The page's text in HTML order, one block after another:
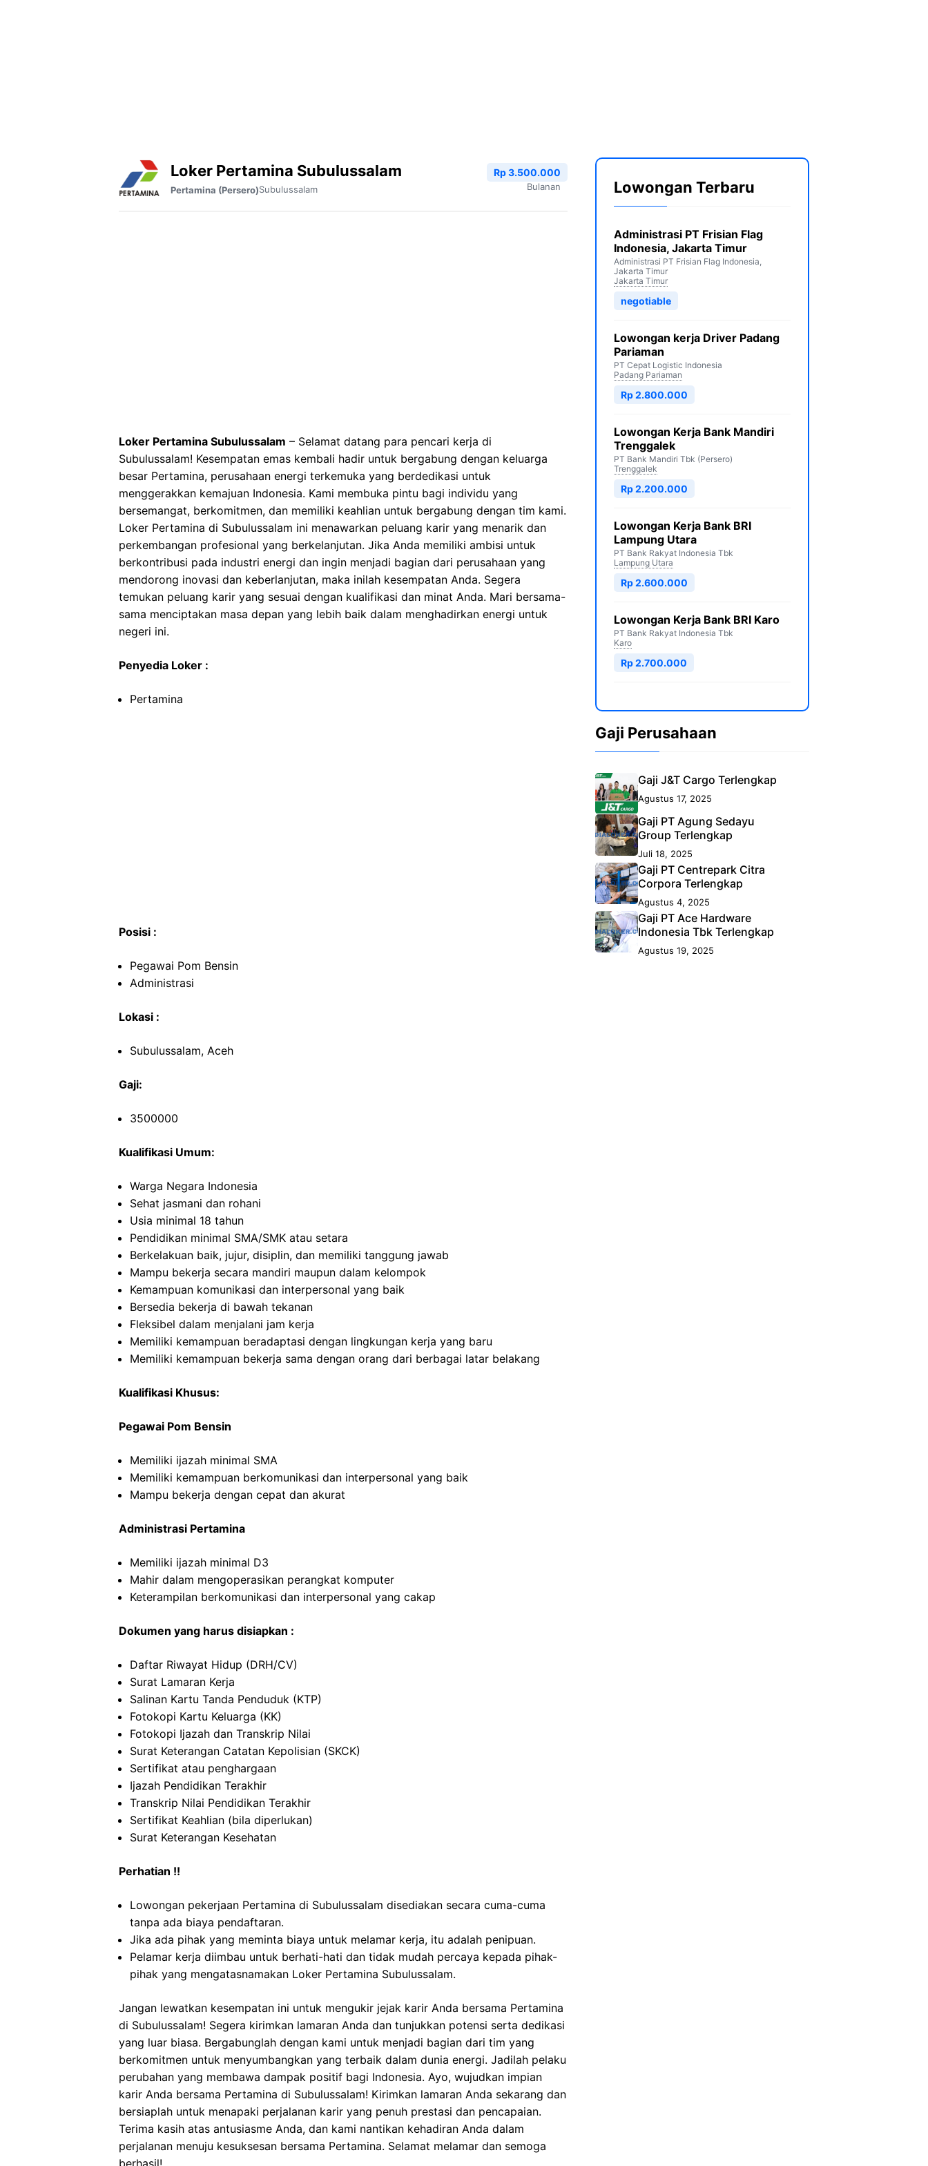
Loker Pertamina Subulussalam
Pertamina (Persero)Subulussalam
Rp 3.500.000
Bulanan
Loker Pertamina Subulussalam – Selamat datang para pencari kerja di
Subulussalam! Kesempatan emas kembali hadir untuk bergabung dengan keluarga
besar Pertamina, perusahaan energi terkemuka yang berdedikasi untuk
menggerakkan kemajuan Indonesia. Kami membuka pintu bagi individu yang
bersemangat, berkomitmen, dan memiliki keahlian untuk bergabung dengan tim kami.
Loker Pertamina di Subulussalam ini menawarkan peluang karir yang menarik dan
perkembangan profesional yang berkelanjutan. Jika Anda memiliki ambisi untuk
berkontribusi pada industri energi dan ingin menjadi bagian dari perusahaan yang
mendorong inovasi dan keberlanjutan, maka inilah kesempatan Anda. Segera
temukan peluang karir yang sesuai dengan kualifikasi dan minat Anda. Mari bersama-
sama menciptakan masa depan yang lebih baik dalam menghadirkan energi untuk
negeri ini.
Penyedia Loker :
Pertamina
Posisi :
Pegawai Pom Bensin
Administrasi
Lokasi :
Subulussalam, Aceh
Gaji:
3500000
Kualifikasi Umum:
Warga Negara Indonesia
Sehat jasmani dan rohani
Usia minimal 18 tahun
Pendidikan minimal SMA/SMK atau setara
Berkelakuan baik, jujur, disiplin, dan memiliki tanggung jawab
Mampu bekerja secara mandiri maupun dalam kelompok
Kemampuan komunikasi dan interpersonal yang baik
Bersedia bekerja di bawah tekanan
Fleksibel dalam menjalani jam kerja
Memiliki kemampuan beradaptasi dengan lingkungan kerja yang baru
Memiliki kemampuan bekerja sama dengan orang dari berbagai latar belakang
Kualifikasi Khusus:
Pegawai Pom Bensin
Memiliki ijazah minimal SMA
Memiliki kemampuan berkomunikasi dan interpersonal yang baik
Mampu bekerja dengan cepat dan akurat
Administrasi Pertamina
Memiliki ijazah minimal D3
Mahir dalam mengoperasikan perangkat komputer
Keterampilan berkomunikasi dan interpersonal yang cakap
Dokumen yang harus disiapkan :
Daftar Riwayat Hidup (DRH/CV)
Surat Lamaran Kerja
Salinan Kartu Tanda Penduduk (KTP)
Fotokopi Kartu Keluarga (KK)
Fotokopi Ijazah dan Transkrip Nilai
Surat Keterangan Catatan Kepolisian (SKCK)
Sertifikat atau penghargaan
Ijazah Pendidikan Terakhir
Transkrip Nilai Pendidikan Terakhir
Sertifikat Keahlian (bila diperlukan)
Surat Keterangan Kesehatan
Perhatian !!
Lowongan pekerjaan Pertamina di Subulussalam disediakan secara cuma-cuma
tanpa ada biaya pendaftaran.
Jika ada pihak yang meminta biaya untuk melamar kerja, itu adalah penipuan.
Pelamar kerja diimbau untuk berhati-hati dan tidak mudah percaya kepada pihak-
pihak yang mengatasnamakan Loker Pertamina Subulussalam.
Jangan lewatkan kesempatan ini untuk mengukir jejak karir Anda bersama Pertamina
di Subulussalam! Segera kirimkan lamaran Anda dan tunjukkan potensi serta dedikasi
yang luar biasa. Bergabunglah dengan kami untuk menjadi bagian dari tim yang
berkomitmen untuk menyumbangkan yang terbaik dalam dunia energi. Jadilah pelaku
perubahan yang membawa dampak positif bagi Indonesia. Ayo, wujudkan impian
karir Anda bersama Pertamina di Subulussalam! Kirimkan lamaran Anda sekarang dan
bersiaplah untuk menapaki perjalanan karir yang penuh prestasi dan pencapaian.
Terima kasih atas antusiasme Anda, dan kami nantikan kehadiran Anda dalam
perjalanan menuju kesuksesan bersama Pertamina. Selamat melamar dan semoga
berhasil!
Lowongan Terbaru
Administrasi PT Frisian Flag
Indonesia, Jakarta Timur
Administrasi PT Frisian Flag Indonesia,
Jakarta Timur
Jakarta Timur
negotiable
Lowongan kerja Driver Padang
Pariaman
PT Cepat Logistic Indonesia
Padang Pariaman
Rp 2.800.000
Lowongan Kerja Bank Mandiri
Trenggalek
PT Bank Mandiri Tbk (Persero)
Trenggalek
Rp 2.200.000
Lowongan Kerja Bank BRI
Lampung Utara
PT Bank Rakyat Indonesia Tbk
Lampung Utara
Rp 2.600.000
Lowongan Kerja Bank BRI Karo
PT Bank Rakyat Indonesia Tbk
Karo
Rp 2.700.000
Gaji Perusahaan
Gaji J&T Cargo Terlengkap
Agustus 17, 2025
Gaji PT Agung Sedayu
Group Terlengkap
Juli 18, 2025
Gaji PT Centrepark Citra
Corpora Terlengkap
Agustus 4, 2025
Gaji PT Ace Hardware
Indonesia Tbk Terlengkap
Agustus 19, 2025